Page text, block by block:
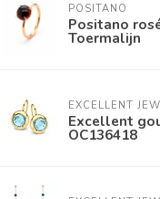
POSITANO
Positano
Toermalijn
EXCELLENT
Excellent
OC136418